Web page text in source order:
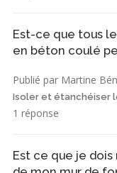
Est-ce que tous
en béton coulé
Publié par Martine
Isoler et étanchéiser
1 réponse
Est ce que je